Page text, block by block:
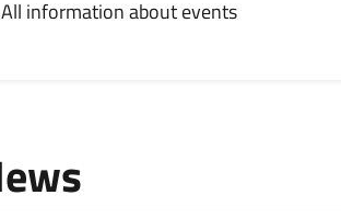
All information about events